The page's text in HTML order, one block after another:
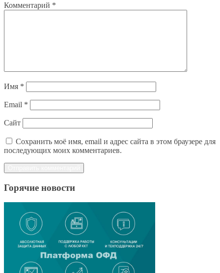
Комментарий *
Имя *
Email *
Сайт
Сохранить моё имя, email и адрес сайта в этом браузере для
последующих моих комментариев.
Горячие новости